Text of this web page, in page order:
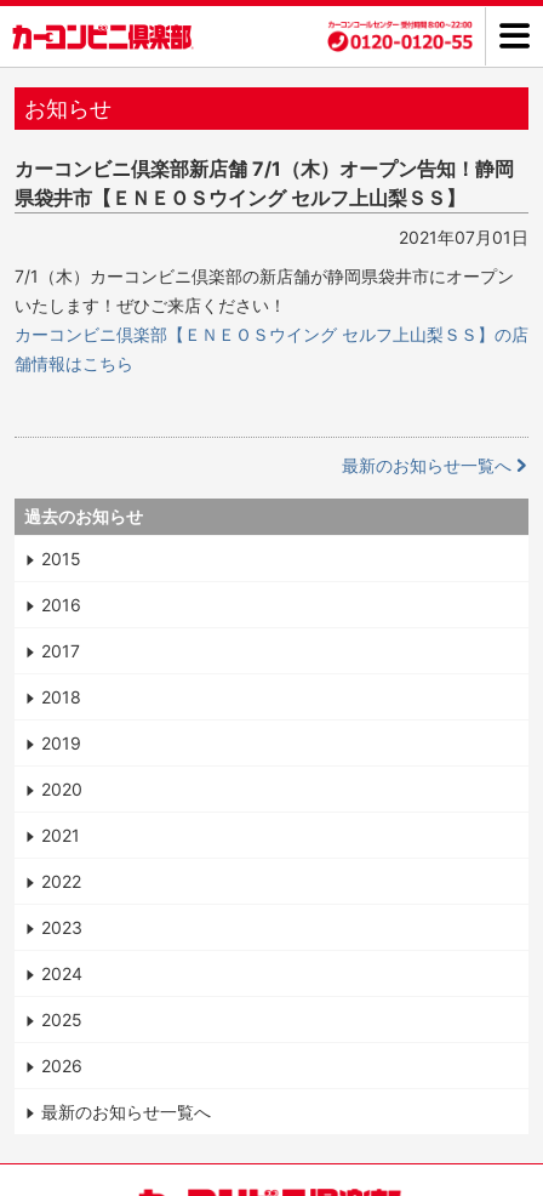
お知らせ
カーコンビニ倶楽部新店舗 7/1（木）オープン告知！静岡
県袋井市【ＥＮＥＯＳウイング セルフ上山梨ＳＳ】
2021年07月01日
7/1（木）カーコンビニ倶楽部の新店舗が静岡県袋井市にオープン
いたします！ぜひご来店ください！
カーコンビニ倶楽部【ＥＮＥＯＳウイング セルフ上山梨ＳＳ】の店
舗情報はこちら
最新のお知らせ一覧へ
過去のお知らせ
2015
2016
2017
2018
2019
2020
2021
2022
2023
2024
2025
2026
最新のお知らせ一覧へ